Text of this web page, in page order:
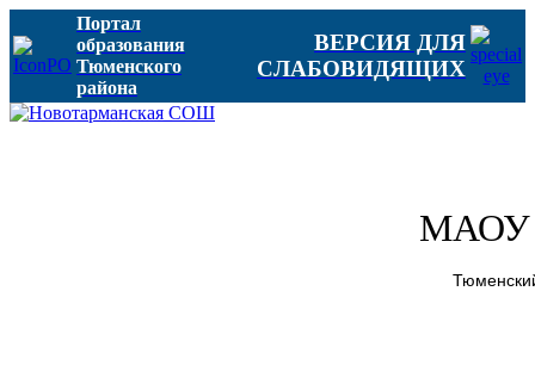
Портал
образования
Тюменского
района
ВЕРСИЯ ДЛЯ
СЛАБОВИДЯЩИХ
МАОУ